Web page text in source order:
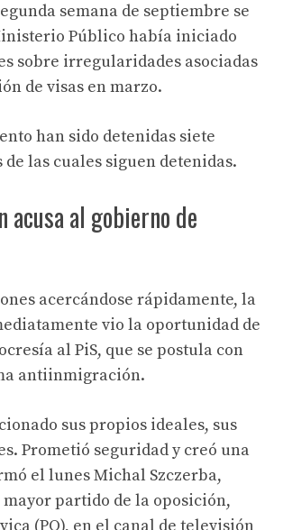
semana de septiembre se
Público había iniciado
sobre irregularidades asociadas
de visas en marzo.
han sido detenidas siete
de las cuales siguen detenidas.
acusa al gobierno de
acercándose rápidamente, la
vio la oportunidad de
al PiS, que se postula con
antiinmigración.
sus propios ideales, sus
Prometió seguridad y creó una
el lunes Michal Szczerba,
partido de la oposición,